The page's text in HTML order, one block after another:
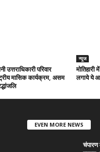
उत्तराधिकारी परिवार
मासिक कार्यक्रम, असम
न्यूज
लगाये ये
EVEN MORE NEWS
चंपारण